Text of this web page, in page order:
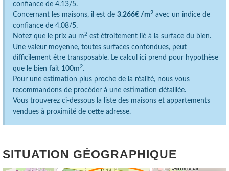
confiance de 4.13/5.
Concernant les maisons, il est de 3.266€ /m2 avec un indice de
confiance de 4.08/5.
Notez que le prix au m 2 est étroitement lié à la surface du bien.
Une valeur moyenne, toutes surfaces confondues, peut
difficilement être transposable. Le calcul ici prend pour hypothèse
que le bien fait 100m 2.
Pour une estimation plus proche de la réalité, nous vous
recommandons de procéder à une estimation détaillée.
Vous trouverez ci-dessous la liste des maisons et appartements
vendues à proximité de cette adresse.
SITUATION GÉOGRAPHIQUE